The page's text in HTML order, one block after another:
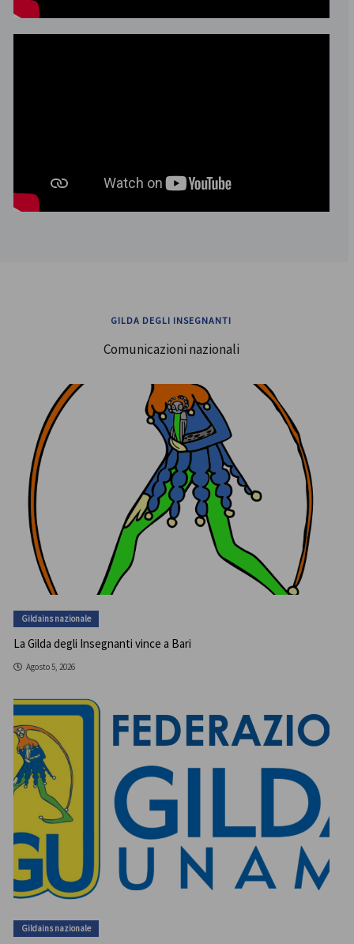
GILDA DEGLI INSEGNANTI
Comunicazioni nazionali
Gildains nazionale
La Gilda degli Insegnanti vince a Bari
Agosto 5, 2026
Gildains nazionale